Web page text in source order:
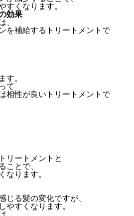
すくなります。
効果
、
を補給するトリートメントで
す。
て
相性が良いトリートメントで
リートメントと
ことで、
なります。
じる髪の変化ですが、
やすくなります。